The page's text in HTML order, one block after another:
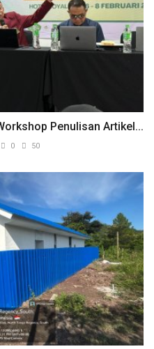
Penulisan Artikel...
0 50